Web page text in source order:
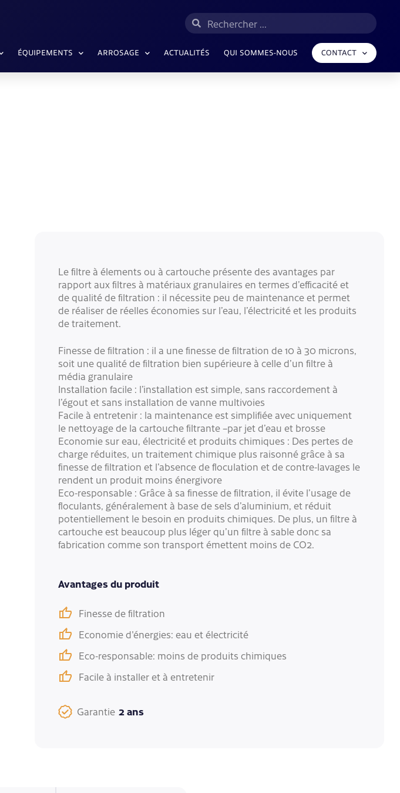
ÉQUIPEMENTS ARROSAGE ACTUALITÉS QUI SOMMES-NOUS CONTACT
Le filtre à élements ou à cartouche présente des avantages par
rapport aux filtres à matériaux granulaires en termes d’efficacité et
de qualité de filtration : il nécessite peu de maintenance et permet
de réaliser de réelles économies sur l’eau, l’électricité et les produits
de traitement.
Finesse de filtration : il a une finesse de filtration de 10 à 30 microns,
soit une qualité de filtration bien supérieure à celle d’un filtre à
média granulaire
Installation facile : l’installation est simple, sans raccordement à
l’égout et sans installation de vanne multivoies
Facile à entretenir : la maintenance est simplifiée avec uniquement
le nettoyage de la cartouche filtrante –par jet d’eau et brosse
Economie sur eau, électricité et produits chimiques : Des pertes de
charge réduites, un traitement chimique plus raisonné grâce à sa
finesse de filtration et l’absence de floculation et de contre-lavages le
rendent un produit moins énergivore
Eco-responsable : Grâce à sa finesse de filtration, il évite l’usage de
floculants, généralement à base de sels d’aluminium, et réduit
potentiellement le besoin en produits chimiques. De plus, un filtre à
cartouche est beaucoup plus léger qu’un filtre à sable donc sa
fabrication comme son transport émettent moins de CO2.
Avantages du produit
Finesse de filtration
Economie d'énergies: eau et électricité
Eco-responsable: moins de produits chimiques
Facile à installer et à entretenir
Garantie 2 ans